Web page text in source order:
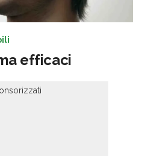
efficaci